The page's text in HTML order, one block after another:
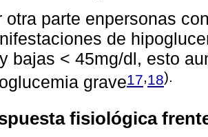
otra parte enpersonas
de
bajas < 45mg/dl, esto
grave17,18).
fisiológica